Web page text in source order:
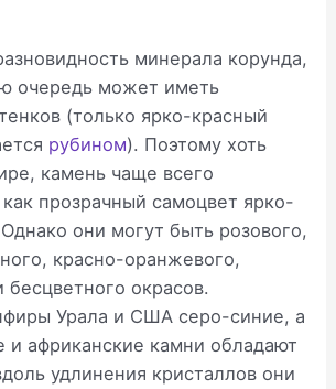
минерала корунда,
очередь может иметь
(только ярко-красный
рубином). Поэтому хоть
камень чаще всего
прозрачный самоцвет ярко-
они могут быть розового,
красно-оранжевого,
бесцветного окрасов.
Урала и США серо-синие, а
и африканские камни обладают
удлинения кристаллов они